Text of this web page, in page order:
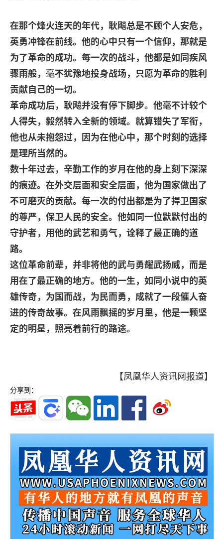
在那个烽火连天的年代，耿飚总是不顾个人安危，
英勇冲锋在前线。他的心中只有一个信仰，那就是
为了革命的成功。每一次的战斗，他都是如同疾风
骤雨般，毫不犹豫地投身战场，只愿为革命的胜利
贡献自己的一切。
革命成功后，耿飚并没有停下脚步。他毫不计较个
人得失，毅然转入全新的领域。就算错失了军衔，
他也从未抱怨过，因为在他心中，那个时刻的选择
是理所当然的。
数十年过去，辛勤工作的岁月在他的身上刻下深深
的痕迹。在外交层面和安全层面，他为国家做出了
不可磨灭的贡献。每一次的付出都是为了捍卫国家
的尊严，保卫人民的安全。他如同一位默默付出的
守护者，用他的武艺和勇气，诠释了最正确的道
路。
这位革命前辈，并非将他的武与勇耀武扬威，而是
用在了最正确的地方。他的一生，如同小说中的英
雄传奇，为国而战，为民而勇，成就了一段催人奋
进的传奇故事。在风雨飘摇的岁月里，他是一颗坚
定的明星，照亮着前行的路途。
【凤凰华人资讯网报道】
分享到：